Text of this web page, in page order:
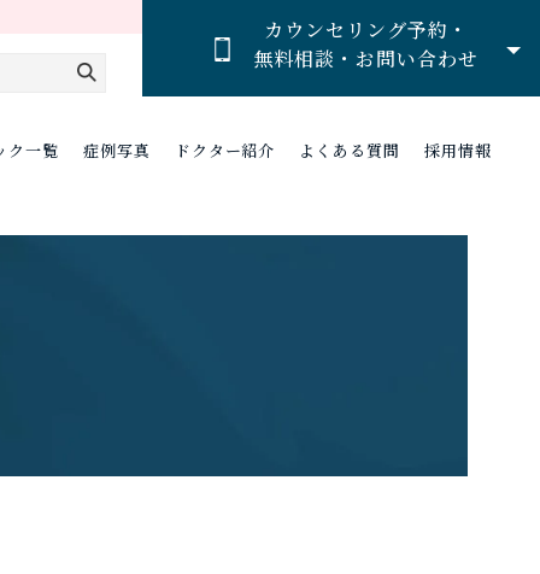
カウンセリング予約・
無料相談・お問い合わせ
ク一覧 症例写真 ドクター紹介 よくある質問 採用情報